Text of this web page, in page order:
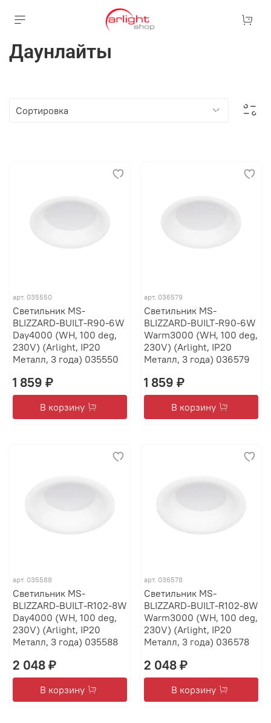
Даунлайты
арт. 035550
Светильник MS-
BLIZZARD-BUILT-R90-6W
Day4000 (WH, 100 deg,
230V) (Arlight, IP20
Металл, 3 года) 035550
1 859 ₽
В корзину
арт. 036579
Светильник MS-
BLIZZARD-BUILT-R90-6W
Warm3000 (WH, 100 deg,
230V) (Arlight, IP20
Металл, 3 года) 036579
1 859 ₽
В корзину
арт. 035588
Светильник MS-
BLIZZARD-BUILT-R102-8W
Day4000 (WH, 100 deg,
230V) (Arlight, IP20
Металл, 3 года) 035588
2 048 ₽
В корзину
арт. 036578
Светильник MS-
BLIZZARD-BUILT-R102-8W
Warm3000 (WH, 100 deg,
230V) (Arlight, IP20
Металл, 3 года) 036578
2 048 ₽
В корзину